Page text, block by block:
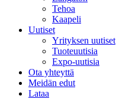
Tehoa
Kaapeli
Uutiset
Yrityksen uutiset
Tuoteuutisia
Expo-uutisia
Ota yhteyttä
Meidän edut
Lataa